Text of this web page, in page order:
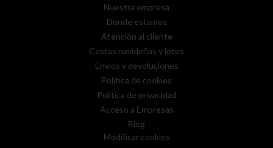
Nuestra empresa
Dónde estamos
Atención al cliente
Cestas navideñas y lotes
Envíos y devoluciones
Política de cookies
Política de privacidad
Acceso a Empresas
Blog
Modificar cookies